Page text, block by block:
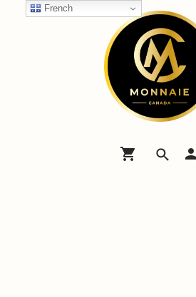
French